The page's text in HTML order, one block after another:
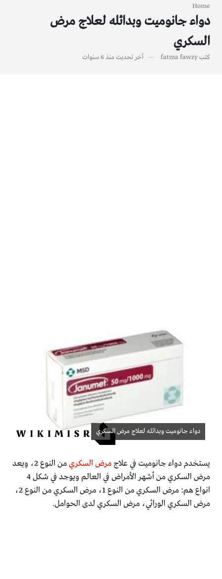
Home
دواء جانوميت وبدائله لعلاج مرض
السكري
كتبfatma fawzy آخر تحديث منذ 6 سنوات
دواء جانوميت وبدائله لعلاج مرض السكري
يستخدم دواء جانوميت في علاجمرض السكري
من النوع 2، ويعد
مرض السكري من أشهر الأمراض في العالم ويوجد في شكل 4
انواع هم: مرض السكري من النوع 1، مرض السكري من النوع 2،
مرض السكري الوراثي، مرض السكري لدى الحوامل.